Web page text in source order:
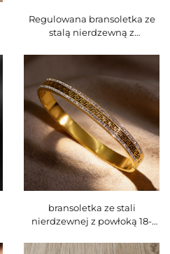
Regulowana bransoletka ze
stalą nierdzewną z
damska w stylu Pandora,
bransoletka ze stali
nierdzewnej z powłoką 18-
pokryciem kryształków